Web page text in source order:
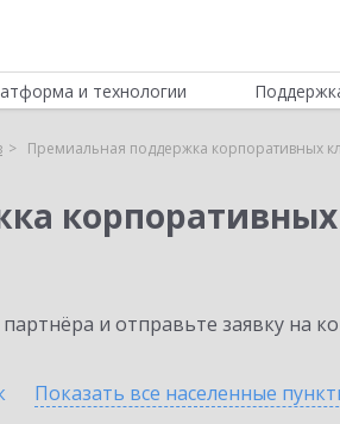
и технологии
Премиальная поддержка корпоративных
и отправьте заявку на
Показать все населенные